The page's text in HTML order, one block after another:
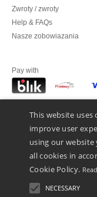
Zwroty / zwroty
Help & FAQs
Nasze zobowiazania
Pay with
We ship with
This website uses
improve user
using our
all cookies in
Cookie Policy.
NECESSARY